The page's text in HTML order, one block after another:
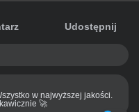
Udostępnij
w najwyższej jakości.
🚀